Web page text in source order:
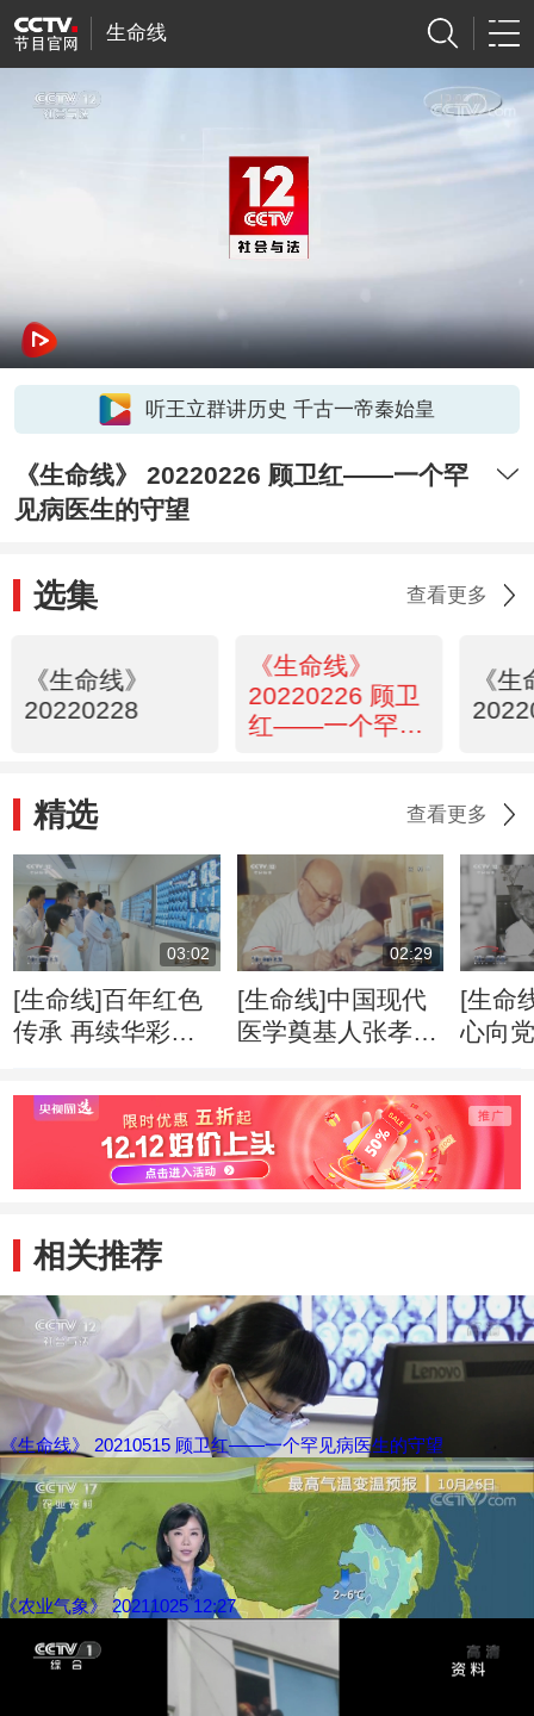
生命线
听王立群讲历史 千古一帝秦始皇
《生命线》 20220226 顾卫红——一个罕
见病医生的守望
选集 查看更多
《生命线》
20220228
《生命线》
20220226 顾卫
红——一个罕见
《
精选 查看更多
03:02
[生命线]百年红色
传承 再续华彩篇
02:29
[生命线]中国现代
医学奠基人张孝骞
[生命
心向党
相关推荐
《生命线》 20210515 顾卫红——一个罕见病医生的守望
《农业气象》 20211025 12:27